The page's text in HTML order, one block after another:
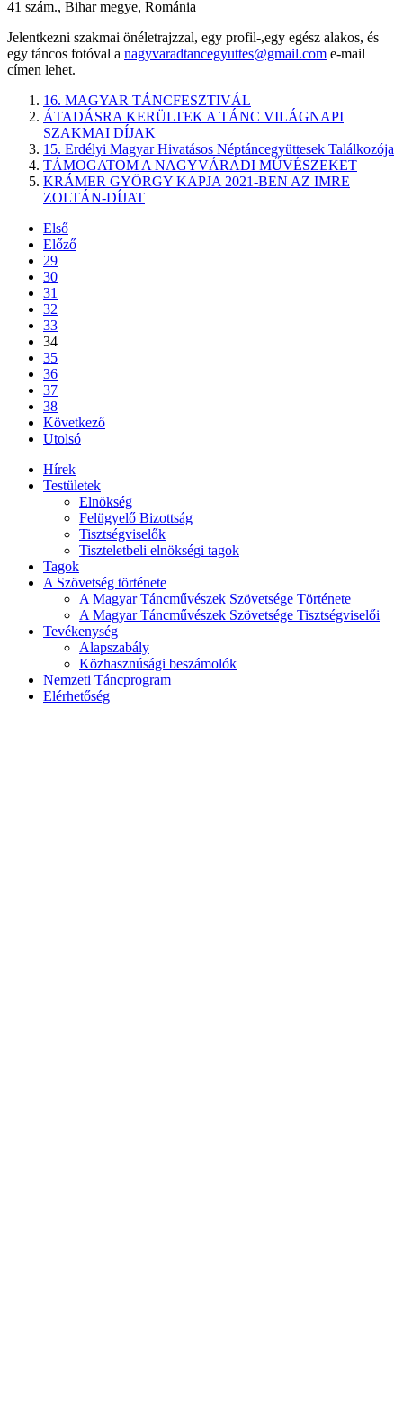
41 szám., Bihar megye, Románia
Jelentkezni szakmai önéletrajzzal, egy profil-,egy egész alakos, és
egy táncos fotóval a nagyvaradtancegyuttes@gmail.com e-mail
címen lehet.
16. MAGYAR TÁNCFESZTIVÁL
ÁTADÁSRA KERÜLTEK A TÁNC VILÁGNAPI
SZAKMAI DÍJAK
15. Erdélyi Magyar Hivatásos Néptáncegyüttesek Találkozója
TÁMOGATOM A NAGYVÁRADI MŰVÉSZEKET
KRÁMER GYÖRGY KAPJA 2021-BEN AZ IMRE
ZOLTÁN-DÍJAT
Első
Előző
29
30
31
32
33
34
35
36
37
38
Következő
Utolsó
Hírek
Testületek
Elnökség
Felügyelő Bizottság
Tisztségviselők
Tiszteletbeli elnökségi tagok
Tagok
A Szövetség története
A Magyar Táncművészek Szövetsége Története
A Magyar Táncművészek Szövetsége Tisztségviselői
Tevékenység
Alapszabály
Közhasznúsági beszámolók
Nemzeti Táncprogram
Elérhetőség